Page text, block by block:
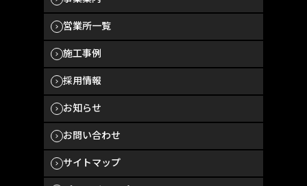
営業所一覧
施工事例
採用情報
お知らせ
お問い合わせ
サイトマップ